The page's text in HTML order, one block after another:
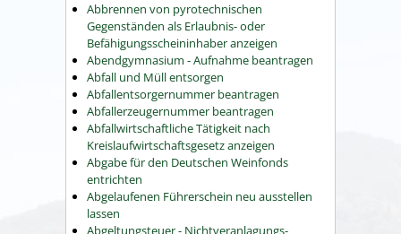
Abbrennen von pyrotechnischen
Gegenständen als Erlaubnis- oder
Befähigungsscheininhaber anzeigen
Abendgymnasium - Aufnahme beantragen
Abfall und Müll entsorgen
Abfallentsorgernummer beantragen
Abfallerzeugernummer beantragen
Abfallwirtschaftliche Tätigkeit nach
Kreislaufwirtschaftsgesetz anzeigen
Abgabe für den Deutschen Weinfonds
entrichten
Abgelaufenen Führerschein neu ausstellen
lassen
Abgeltungsteuer - Nichtveranlagungs-